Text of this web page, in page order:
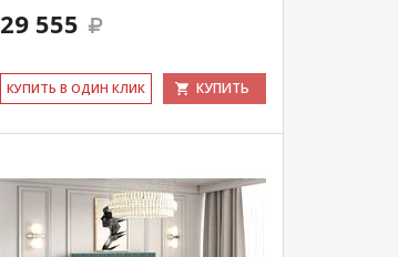
29 555
КУ­ПИТЬ В ОДИН КЛИК КУПИТЬ